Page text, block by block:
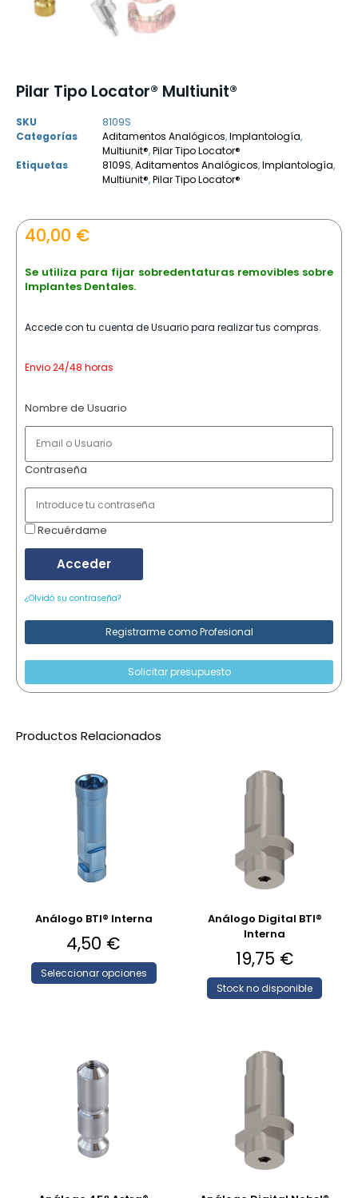
Pilar Tipo Locator® Multiunit®
SKU
8109S
Categorías
Aditamentos Analógicos,Implantología,
Multiunit®,Pilar Tipo Locator®
Etiquetas
8109S,Aditamentos Analógicos,Implantología,
Multiunit®,Pilar Tipo Locator®
40,00 €
Se utiliza para fijar sobredentaturas removibles sobre
Implantes Dentales.
Accede con tu cuenta de Usuario para realizar tus compras.
Envio 24/48 horas
Nombre de Usuario
Contraseña
Recuérdame
Acceder
¿Olvidó su contraseña?
Registrarme como Profesional
Solicitar presupuesto
Productos Relacionados
Análogo BTI® Interna
4,50 €
Seleccionar opciones
Análogo Digital BTI®
Interna
19,75 €
Stock no disponible